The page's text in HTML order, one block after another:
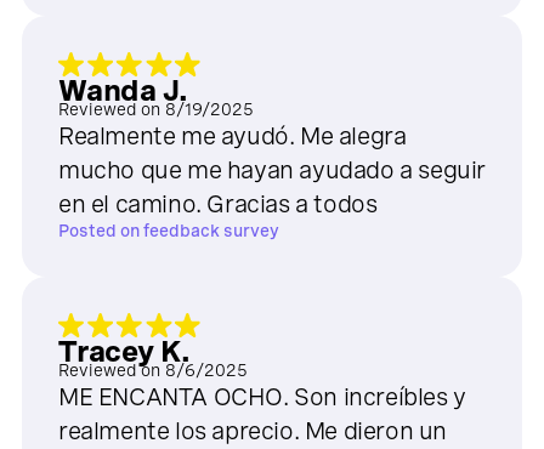
Wanda J.
Reviewed on 8/19/2025
Realmente me ayudó. Me alegra
mucho que me hayan ayudado a seguir
en el camino. Gracias a todos
Posted onfeedback survey
Tracey K.
Reviewed on 8/6/2025
ME ENCANTA OCHO. Son increíbles y
realmente los aprecio. Me dieron un